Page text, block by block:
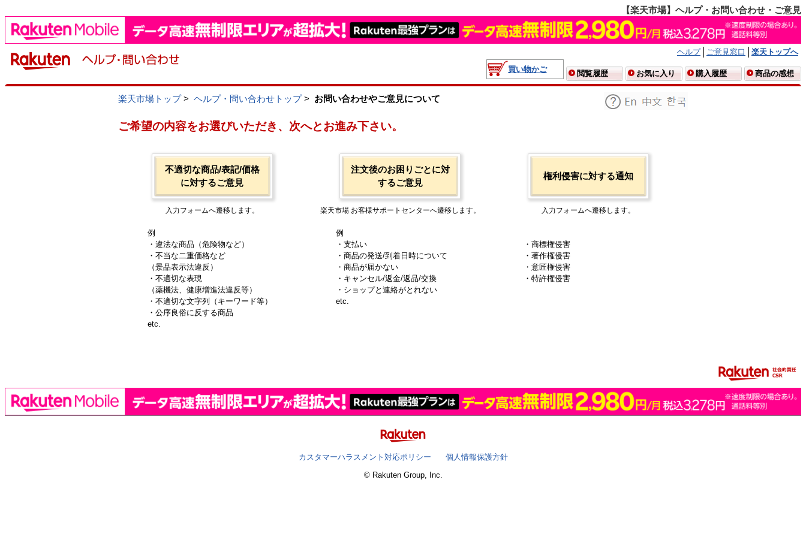
【楽天市場】ヘルプ・お問い合わせ・ご意見
ヘルプ ご意見窓口
楽天トップへ
買い物かご
閲覧履歴 お気に入り 購入履歴 商品の感想
楽天市場トップ> ヘルプ・問い合わせトップ> お問い合わせやご意見について
ご希望の内容をお選びいただき、次へとお進み下さい。
不適切な商品/表記/価格
に対するご意見
入力フォームへ遷移します。
例
・違法な商品（危険物など）
・不当な二重価格など
（景品表示法違反）
・不適切な表現
（薬機法、健康増進法違反等）
・不適切な文字列（キーワード等）
・公序良俗に反する商品
etc.
注文後のお困りごとに対
するご意見
楽天市場 お客様サポートセンターへ遷移します。
例
・支払い
・商品の発送/到着日時について
・商品が届かない
・キャンセル/返金/返品/交換
・ショップと連絡がとれない
etc.
権利侵害に対する通知
入力フォームへ遷移します。
・商標権侵害
・著作権侵害
・意匠権侵害
・特許権侵害
カスタマーハラスメント対応ポリシー
個人情報保護方針
© Rakuten Group, Inc.